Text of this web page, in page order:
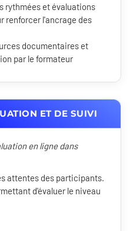
rythmées et évaluations
renforcer l'ancrage des
documentaires et
par le formateur
ET DE SUIVI
en ligne dans
attentes des participants.
d'évaluer le niveau